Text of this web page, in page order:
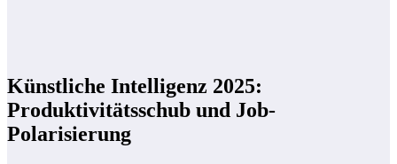
Künstliche Intelligenz 2025:
Produktivitätsschub und Job-
Polarisierung